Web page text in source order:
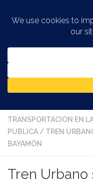
AUTOBUSES O
CONTROVERSIAS
TRANSPORTACION EN
PUBLICA / TREN
BAYAMÓN
Tren Urbano